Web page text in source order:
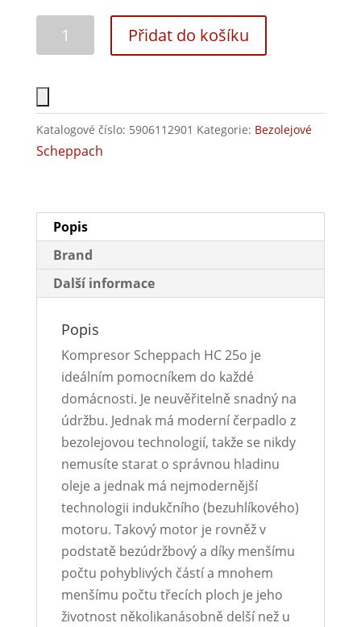
Přidat do košíku
Katalogové číslo: 5906112901 Kategorie: Bezolejové
Scheppach
Popis
Brand
Další informace
Popis
Kompresor Scheppach HC 25o je
ideálním pomocníkem do každé
domácnosti. Je neuvěřitelně snadný na
údržbu. Jednak má moderní čerpadlo z
bezolejovou technologií, takže se nikdy
nemusíte starat o správnou hladinu
oleje a jednak má nejmodernější
technologii indukčního (bezuhlíkového)
motoru. Takový motor je rovněž v
podstatě bezúdržbový a díky menšímu
počtu pohyblivých částí a mnohem
menšímu počtu třecích ploch je jeho
životnost několikanásobně delší než u